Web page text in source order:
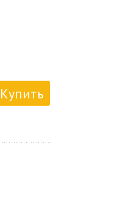
Купить